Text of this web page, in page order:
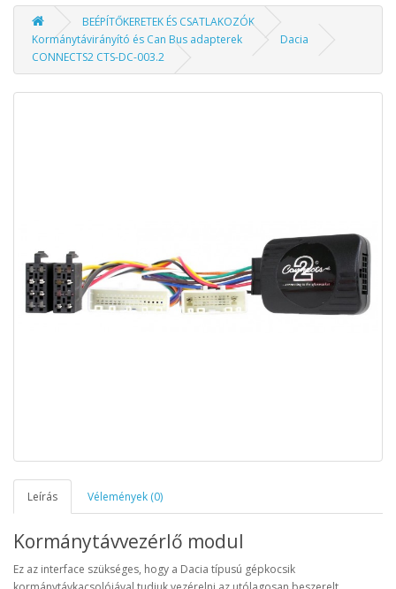
BEÉPÍTŐKERETEK ÉS CSATLAKOZÓK
Kormánytávirányító és Can Bus adapterek
Dacia
CONNECTS2 CTS-DC-003.2
Leírás Vélemények (0)
Kormánytávvezérlő modul
Ez az interface szükséges, hogy a Dacia típusú gépkocsik